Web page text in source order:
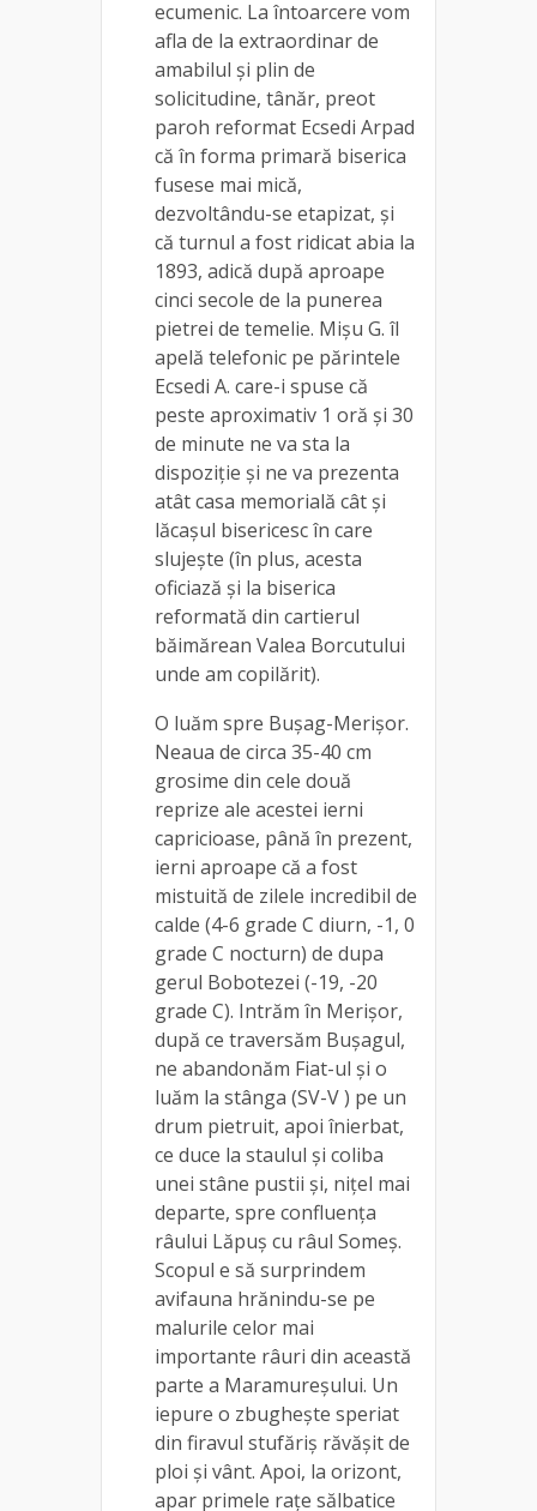
ecumenic. La întoarcere vom
afla de la extraordinar de
amabilul și plin de
solicitudine, tânăr, preot
paroh reformat Ecsedi Arpad
că în forma primară biserica
fusese mai mică,
dezvoltându-se etapizat, și
că turnul a fost ridicat abia la
1893, adică după aproape
cinci secole de la punerea
pietrei de temelie. Mișu G. îl
apelă telefonic pe părintele
Ecsedi A. care-i spuse că
peste aproximativ 1 oră și 30
de minute ne va sta la
dispoziție și ne va prezenta
atât casa memorială cât și
lăcașul bisericesc în care
slujește (în plus, acesta
oficiază și la biserica
reformată din cartierul
băimărean Valea Borcutului
unde am copilărit).
O luăm spre Bușag-Merișor.
Neaua de circa 35-40 cm
grosime din cele două
reprize ale acestei ierni
capricioase, până în prezent,
ierni aproape că a fost
mistuită de zilele incredibil de
calde (4-6 grade C diurn, -1, 0
grade C nocturn) de dupa
gerul Bobotezei (-19, -20
grade C). Intrăm în Merișor,
după ce traversăm Bușagul,
ne abandonăm Fiat-ul și o
luăm la stânga (SV-V ) pe un
drum pietruit, apoi înierbat,
ce duce la staulul și coliba
unei stâne pustii și, nițel mai
departe, spre confluența
râului Lăpuș cu râul Someș.
Scopul e să surprindem
avifauna hrănindu-se pe
malurile celor mai
importante râuri din această
parte a Maramureșului. Un
iepure o zbughește speriat
din firavul stufăriș răvășit de
ploi și vânt. Apoi, la orizont,
apar primele rațe sălbatice